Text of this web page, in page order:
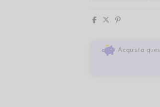
Acquista